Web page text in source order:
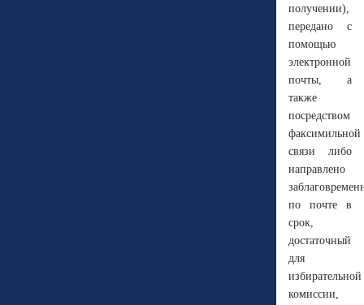
получении),
передано с
помощью
электронной
почты, а
также
посредством
факсимильной
связи либо
направлено
по почте в
срок,
достаточный
для
избирательной
комиссии,